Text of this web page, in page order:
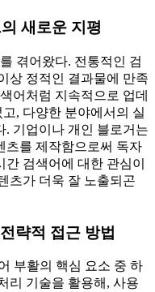
새로운 지평
겪어왔다. 전통적인 검
상 정적인 결과물에 만족
어처럼 지속적으로 업데
, 다양한 분야에서의 실
. 기업이나 개인 블로거는
츠를 제작함으로써 독자
검색어에 대한 관심이
츠가 더욱 잘 노출되곤
략적 접근 방법
부활의 핵심 요소 중 하
리 기술을 활용해, 사용